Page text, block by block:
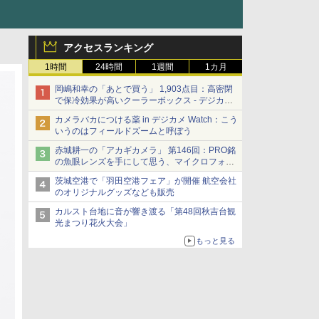
アクセスランキング
1時間 24時間 1週間 1カ月
岡嶋和幸の「あとで買う」 1,903点目：高密閉
で保冷効果が高いクーラーボックス - デジカメ
Watch
カメラバカにつける薬 in デジカメ Watch：こう
いうのはフィールドズームと呼ぼう
赤城耕一の「アカギカメラ」 第146回：PRO銘
の魚眼レンズを手にして思う、マイクロフォー
サーズへの期待と可能性
茨城空港で「羽田空港フェア」が開催 航空会社
のオリジナルグッズなども販売
カルスト台地に音が響き渡る「第48回秋吉台観
光まつり花火大会」
もっと見る